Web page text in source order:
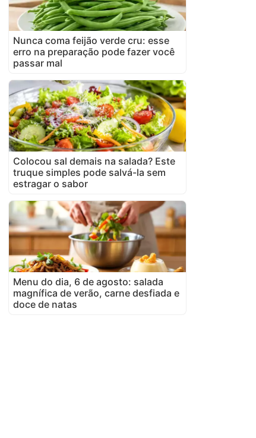
Nunca coma feijão verde cru: esse
erro na preparação pode fazer você
passar mal
Colocou sal demais na salada? Este
truque simples pode salvá-la sem
estragar o sabor
Menu do dia, 6 de agosto: salada
magnífica de verão, carne desfiada e
doce de natas